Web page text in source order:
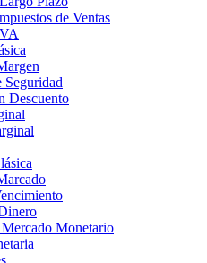
de Ventas
Seguridad
Descuento
Monetario